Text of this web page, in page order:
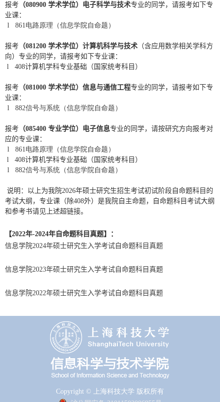
报考 （080900 学术学位）电子科学与技术专业的同学，请报考如下专
业课：
l 861电路原理（信息学院自命题）
报考 （081200 学术学位）计算机科学与技术 （含应用数学相关学科方
向）专业的同学，请报考如下专业课：
l 408计算机学科专业基础（国家统考科目）
报考 （081000 学术学位）信息与通信工程专业的同学，请报考如下专
业课：
l 882信号与系统（信息学院自命题）
报考 （085400 专业学位）电子信息专业的同学，请按研究方向报考对
应的专业课：
l 861电路原理（信息学院自命题）
l 408计算机学科专业基础（国家统考科目）
l 882信号与系统（信息学院自命题）
说明：以上为我院2026年硕士研究生招生考试初试阶段自命题科目的
考试大纲，专业课（除408外）是我院自主命题，自命题科目考试大纲
和参考书请见上述超链接。
【2022年-2024年自命题科目真题】：
信息学院2024年硕士研究生入学考试自命题科目真题
信息学院2023年硕士研究生入学考试自命题科目真题
信息学院2022年硕士研究生入学考试自命题科目真题
Copyright © 上海科技大学 版权所有